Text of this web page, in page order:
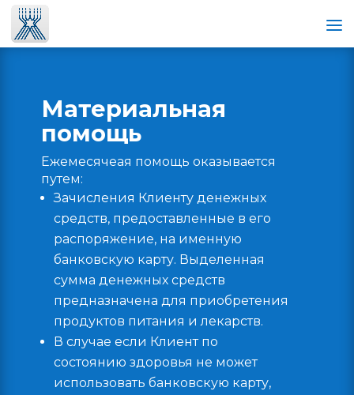
Материальная
помощь
Ежемесячеая помощь оказывается
путем:
Зачисления Клиенту денежных
средств, предоставленные в его
распоряжение, на именную
банковскую карту. Выделенная
сумма денежных средств
предназначена для приобретения
продуктов питания и лекарств.
В случае если Клиент по
состоянию здоровья не может
использовать банковскую карту,